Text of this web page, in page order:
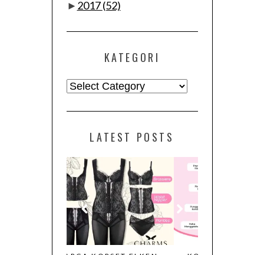
► 2017(52)
KATEGORI
Kategori
LATEST POSTS